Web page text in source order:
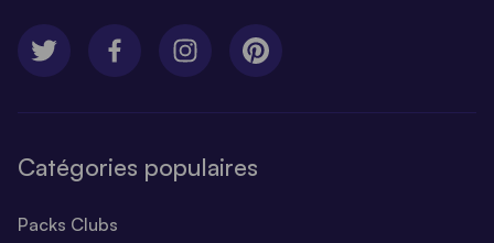
Catégories populaires
Packs Clubs